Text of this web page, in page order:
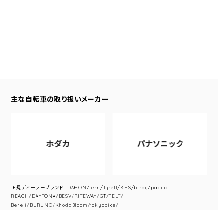
主な自転車の取り扱いメーカー
ホダカ パナソニック
正規ディーラーブランド: DAHON/Tern/Tyrell/KHS/birdy/pacific
REACH/DAYTONA/BESV/RITEWAY/GT/FELT/
Beneli/BURUNO/KhodaBloom/tokyobike/